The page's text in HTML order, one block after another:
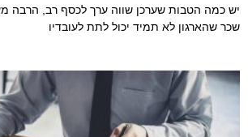
יש כמה הטבות שערכן שווה ערך לכסף רב, הרבה
שכר שהארגון לא תמיד יכול לתת לעובדיו